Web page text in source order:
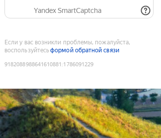
Yandex SmartCaptcha
Если у вас возникли проблемы, пожалуйста,
воспользуйтесьформой обратной связи
9182088988641610881 :1786091229